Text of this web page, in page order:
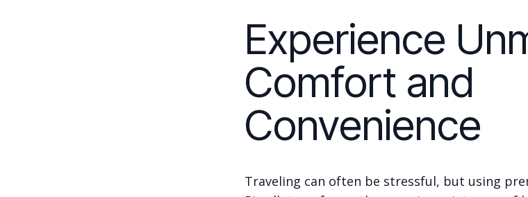
Experience
Comfort and
Convenience
Traveling can often be stressful, but using